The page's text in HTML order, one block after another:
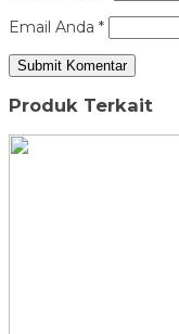
Email Anda *
Produk Terkait